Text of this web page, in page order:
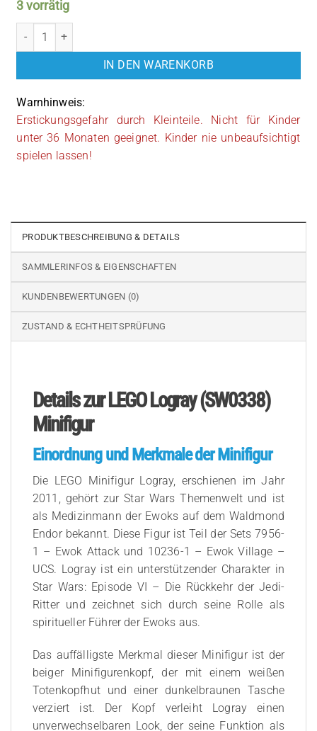
3 vorrätig
LEGO Star Wars: Logray (SW0338) Menge
IN DEN WARENKORB
Warnhinweis:
Erstickungsgefahr durch Kleinteile. Nicht für Kinder
unter 36 Monaten geeignet. Kinder nie unbeaufsichtigt
spielen lassen!
PRODUKTBESCHREIBUNG & DETAILS
SAMMLERINFOS & EIGENSCHAFTEN
KUNDENBEWERTUNGEN (0)
ZUSTAND & ECHTHEITSPRÜFUNG
Details zur LEGO Logray (SW0338)
Minifigur
Einordnung und Merkmale der Minifigur
Die LEGO Minifigur Logray, erschienen im Jahr
2011, gehört zur Star Wars Themenwelt und ist
als Medizinmann der Ewoks auf dem Waldmond
Endor bekannt. Diese Figur ist Teil der Sets 7956-
1 – Ewok Attack und 10236-1 – Ewok Village –
UCS. Logray ist ein unterstützender Charakter in
Star Wars: Episode VI – Die Rückkehr der Jedi-
Ritter und zeichnet sich durch seine Rolle als
spiritueller Führer der Ewoks aus.
Das auffälligste Merkmal dieser Minifigur ist der
beiger Minifigurenkopf, der mit einem weißen
Totenkopfhut und einer dunkelbraunen Tasche
verziert ist. Der Kopf verleiht Logray einen
unverwechselbaren Look, der seine Funktion als